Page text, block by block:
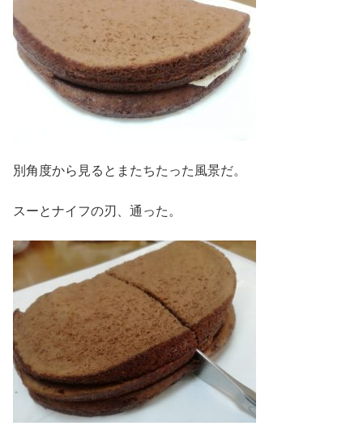
別角度から見るとまたちたった風景だ。
スーとナイフの刃、通った。